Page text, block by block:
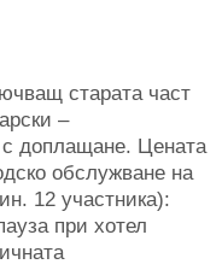
старата част
–
доплащане. Цената
обслужване на
12 участника):
при хотел